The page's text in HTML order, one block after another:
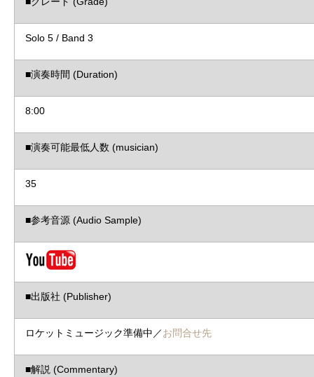
Solo 5 / Band 3
■演奏時間 (Duration)
8:00
■演奏可能最低人数 (musician)
35
■参考音源 (Audio Sample)
■出版社 (Publisher)
ロケットミュージック準備中／お問合せ先
■解説 (Commentary)